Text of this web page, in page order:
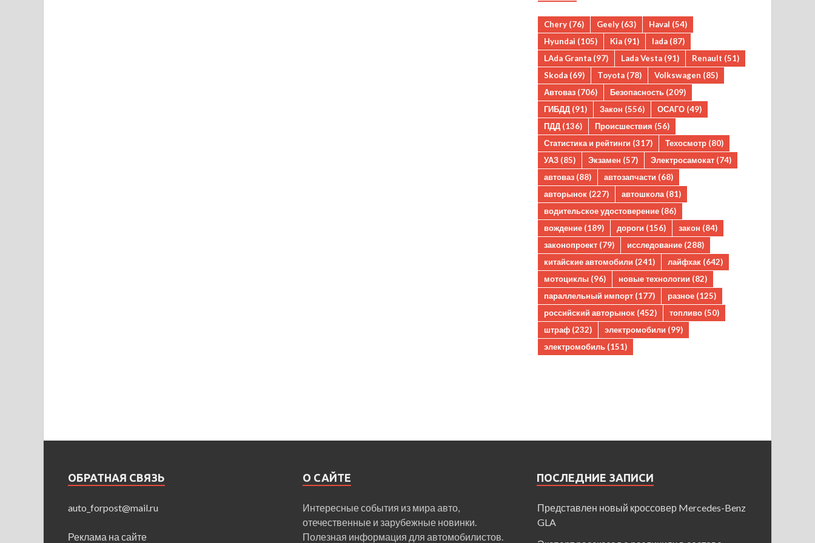
Chery (76) Geely (63) Haval (54)
Hyundai (105) Kia (91) lada (87)
LAda Granta (97) Lada Vesta (91) Renault (51)
Skoda (69) Toyota (78) Volkswagen (85)
Автоваз (706) Безопасность (209)
ГИБДД (91) Закон (556) ОСАГО (49)
ПДД (136) Происшествия (56)
Статистика и рейтинги (317) Техосмотр (80)
УАЗ (85) Экзамен (57) Электросамокат (74)
автоваз (88) автозапчасти (68)
авторынок (227) автошкола (81)
водительское удостоверение (86)
вождение (189) дороги (156) закон (84)
законопроект (79) исследование (288)
китайские автомобили (241) лайфхак (642)
мотоциклы (96) новые технологии (82)
параллельный импорт (177) разное (125)
российский авторынок (452) топливо (50)
штраф (232) электромобили (99)
электромобиль (151)
ОБРАТНАЯ СВЯЗЬ
auto_forpost@mail.ru
Реклама на сайте
О САЙТЕ
Интересные события из мира авто,
отечественные и зарубежные новинки.
Полезная информация для автомобилистов.
ПОСЛЕДНИЕ ЗАПИСИ
Представлен новый кроссовер Mercedes-Benz
GLA